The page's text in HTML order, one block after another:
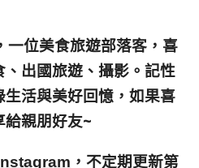
位美食旅遊部落客， 喜
出國旅遊、攝影。 記性
活與美好回憶， 如果喜
給親朋好友~
，不定期更新第